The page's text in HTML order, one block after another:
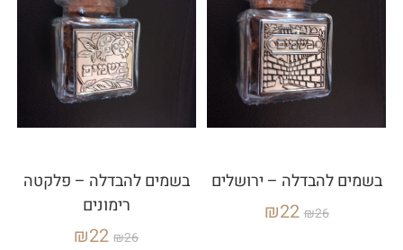
בשמים להבדלה – ירושלים
₪26
₪22
בשמים להבדלה – פלקטה
רימונים
₪26
₪22